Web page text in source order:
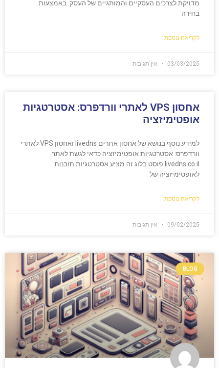
מדויקת לצרכים העסקיים והמותגיים של העסק. באמצעות
בחירה
לקריאה נוספת
03/03/2025 אין תגובות
אחסון VPS לאתרי וורדפרס: אסטרטגיות
אופטימיזציה
למידע נוסף בנושא של אחסון אתרים livedns ואחסון VPS לאתרי
וורדפרס: אסטרטגיות אופטימיזציה כדאי לגשת לאתר
livedns.co.il פוסט בלוג זה מציע אסטרטגיות תובנות
לאופטימיזציה של
לקריאה נוספת
09/02/2025 אין תגובות
BLOG